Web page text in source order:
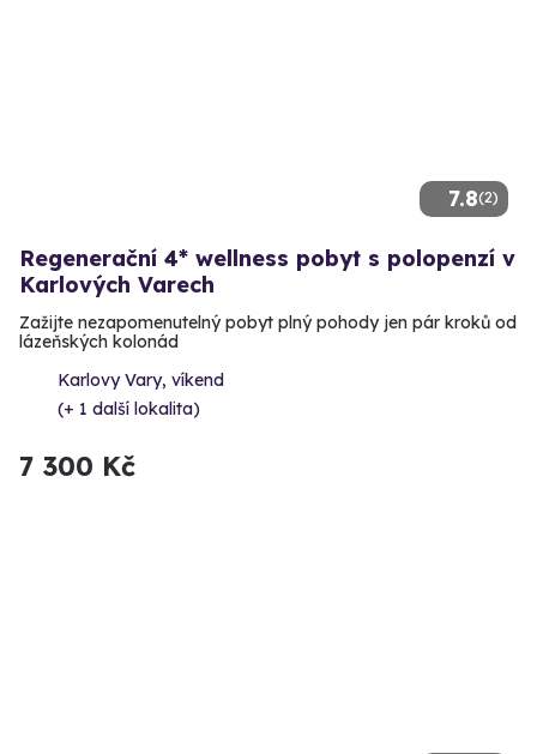
7.8(2)
Regenerační 4* wellness pobyt s polopenzí v
Karlových Varech
Zažijte nezapomenutelný pobyt plný pohody jen pár kroků od
lázeňských kolonád
Karlovy Vary, víkend
(+ 1 další lokalita)
7 300 Kč